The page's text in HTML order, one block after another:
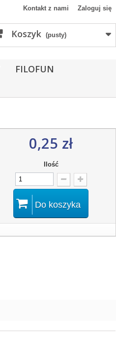
Zaloguj się
Kontakt z nami
Koszyk (pusty)
FILOFUN
0,25 zł
Ilość
Do koszyka